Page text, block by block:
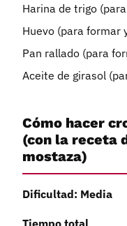
Harina de trigo
Huevo (para formar
Pan rallado (para
Aceite de girasol
Cómo hacer
(con la receta
mostaza)
Dificultad: Media
Tiempo total